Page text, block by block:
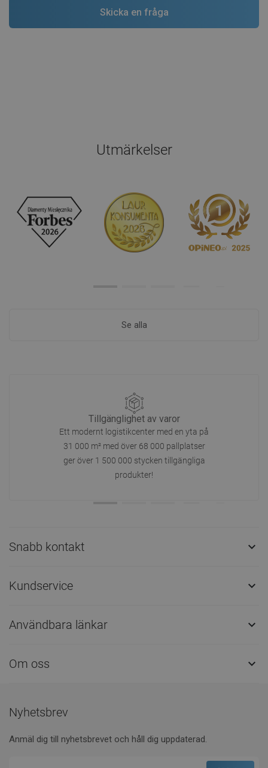
Utmärkelser
Se alla
Tillgänglighet av varor
Ett modernt logistikcenter med en yta på
31 000 m² med över 68 000 pallplatser
ger över 1 500 000 stycken tillgängliga
produkter!
Snabb kontakt 
Kundservice 
Användbara länkar 
Om oss 
Nyhetsbrev
Anmäl dig till nyhetsbrevet och håll dig uppdaterad.